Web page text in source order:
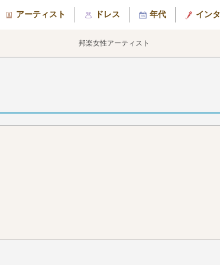
アーティスト ドレス 年代 イン
邦楽女性アーティスト